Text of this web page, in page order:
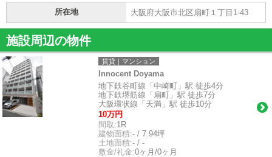
所在地 大阪府大阪市北区扇町１丁目1-43
施設周辺の物件
賃貸｜マンション
Innocent Doyama
地下鉄谷町線「中崎町」駅 徒歩4分
地下鉄堺筋線「扇町」駅 徒歩7分
大阪環状線「天満」駅 徒歩10分
10万円
間取:1R
建物面積:- / 7.94坪
土地面積:- / -
敷金/礼金:0ヶ月/0ヶ月